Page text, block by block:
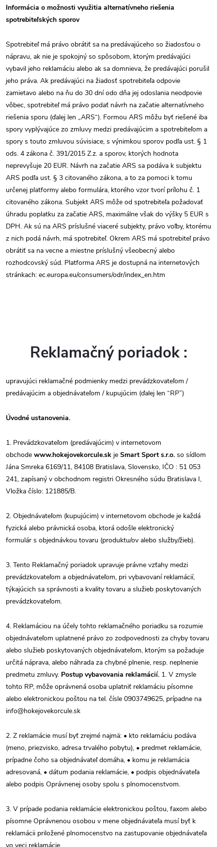
Informácia o možnosti využitia alternatívneho riešenia
spotrebiteľských sporov
Spotrebiteľ má právo obrátiť sa na predávajúceho so žiadosťou o
nápravu, ak nie je spokojný so spôsobom, ktorým predávajúci
vybavil jeho reklamáciu alebo ak sa domnieva, že predávajúci porušil
jeho práva. Ak predávajúci na žiadosť spotrebiteľa odpovie
zamietavo alebo na ňu do 30 dní odo dňa jej odoslania neodpovie
vôbec, spotrebiteľ má právo podať návrh na začatie alternatívneho
riešenia sporu (ďalej len „ARS“). Formou ARS môžu byť riešené iba
spory vyplývajúce zo zmluvy medzi predávajúcim a spotrebiteľom a
spory s touto zmluvou súvisiace, s výnimkou sporov podľa ust. § 1
ods. 4 zákona č. 391/2015 Z.z. a sporov, ktorých hodnota
neprevyšuje 20 EUR. Návrh na začatie ARS sa podáva k subjektu
ARS podľa ust. § 3 citovaného zákona, a to za pomoci k tomu
určenej platformy alebo formulára, ktorého vzor tvorí prílohu č. 1
citovaného zákona. Subjekt ARS môže od spotrebiteľa požadovať
úhradu poplatku za začatie ARS, maximálne však do výšky 5 EUR s
DPH. Ak sú na ARS príslušné viaceré subjekty, právo voľby, ktorému
z nich podá návrh, má spotrebiteľ. Okrem ARS má spotrebiteľ právo
obrátiť sa na vecne a miestne príslušný všeobecný alebo
rozhodcovský súd. Platforma ARS je dostupná na internetových
stránkach: ec.europa.eu/consumers/odr/index_en.htm
Reklamačný poriadok :
upravujúci reklamačné podmienky medzi prevádzkovateľom /
predávajúcim a objednávateľom / kupujúcim (ďalej len “RP”)
Úvodné ustanovenia.
1. Prevádzkovateľom (predávajúcim) v internetovom
obchode www.hokejovekorcule.sk je Smart Sport s.r.o. so sídlom
Jána Smreka 6169/11, 84108 Bratislava, Slovensko, IČO : 51 053
241, zapísaný v obchodnom registri Okresného súdu Bratislava I,
Vložka číslo: 121885/B.
2. Objednávateľom (kupujúcim) v internetovom obchode je každá
fyzická alebo právnická osoba, ktorá odošle elektronický
formulár s objednávkou tovaru (produktu/ov alebo služby/žieb).
3. Tento Reklamačný poriadok upravuje právne vzťahy medzi
prevádzkovateľom a objednávateľom, pri vybavovaní reklamácií,
týkajúcich sa správnosti a kvality tovaru a služieb poskytovaných
prevádzkovateľom.
4. Reklamáciou na účely tohto reklamačného poriadku sa rozumie
objednávateľom uplatnené právo zo zodpovednosti za chyby tovaru
alebo služieb poskytovaných objednávateľom, ktorým sa požaduje
určitá náprava, alebo náhrada za chybné plnenie, resp. neplnenie
predmetu zmluvy. Postup vybavovania reklamácií. 1. V zmysle
tohto RP, môže oprávnená osoba uplatniť reklamáciu písomne
alebo elektronickou poštou na tel. čísle 0903749625, prípadne na
info@hokejovekorcule.sk
2. Z reklamácie musí byť zrejmé najmä: • kto reklamáciu podáva
(meno, priezvisko, adresa trvalého pobytu), • predmet reklamácie,
prípadne čoho sa objednávateľ domáha, • komu je reklamácia
adresovaná, • dátum podania reklamácie, • podpis objednávateľa
alebo podpis Oprávnenej osoby spolu s plnomocenstvom.
3. V prípade podania reklamácie elektronickou poštou, faxom alebo
písomne Oprávnenou osobou v mene objednávateľa musí byť k
reklamácii priložené plnomocenstvo na zastupovanie objednávateľa
vo veci reklamácie.